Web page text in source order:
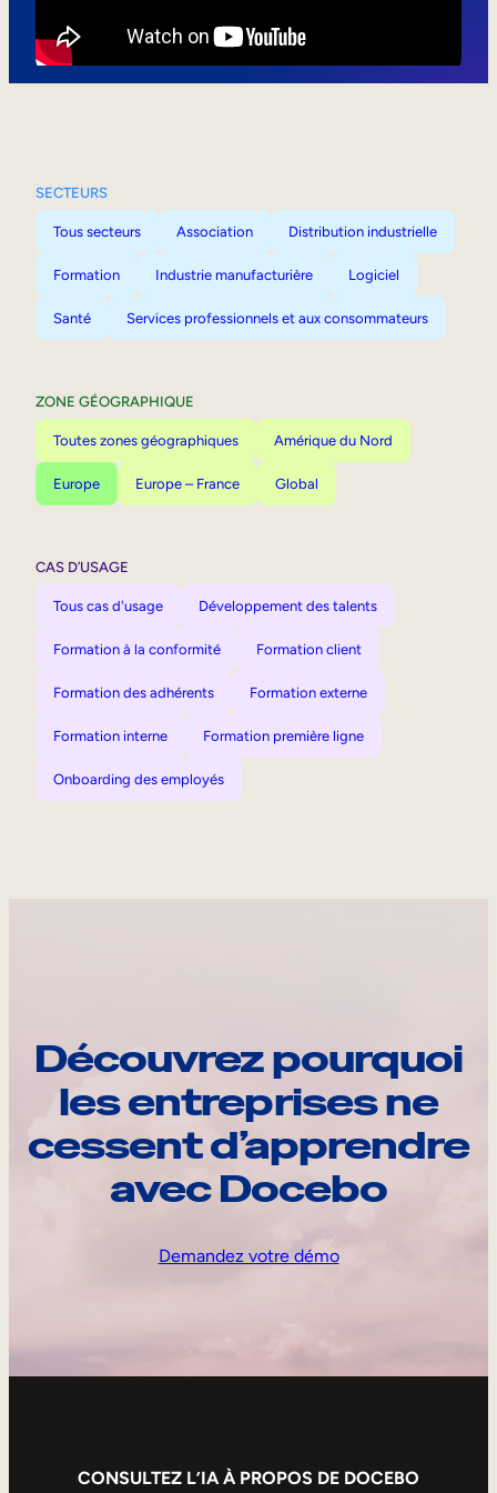
SECTEURS
Tous secteurs Association Distribution industrielle
Formation Industrie manufacturière Logiciel
Santé Services professionnels et aux consommateurs
ZONE GÉOGRAPHIQUE
Toutes zones géographiques Amérique du Nord
Europe Europe – France Global
CAS D’USAGE
Tous cas d'usage Développement des talents
Formation à la conformité Formation client
Formation des adhérents Formation externe
Formation interne Formation première ligne
Onboarding des employés
Découvrez pourquoi
les entreprises ne
cessent d’apprendre
avec Docebo
Demandez votre démo
CONSULTEZ L’IA À PROPOS DE DOCEBO